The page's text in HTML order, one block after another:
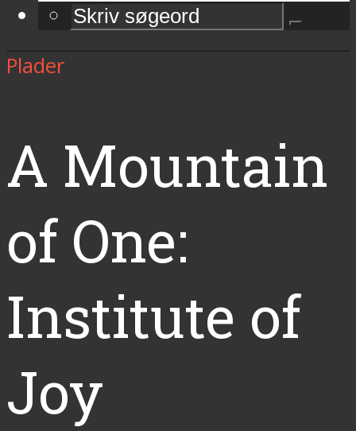
Plader
A Mountain
of One:
Institute of
Joy